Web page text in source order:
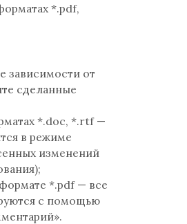
*.pdf,
зависимости от
сделанные
*.doc, *.rtf —
в режиме
изменений
*.pdf — все
с помощью